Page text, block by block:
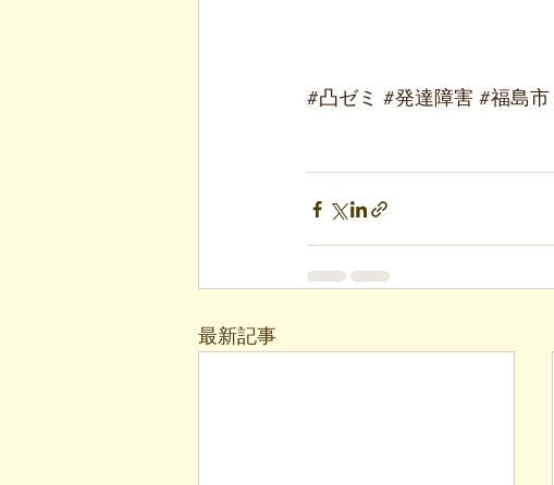
#凸ゼミ #発達障害 #福島市
最新記事